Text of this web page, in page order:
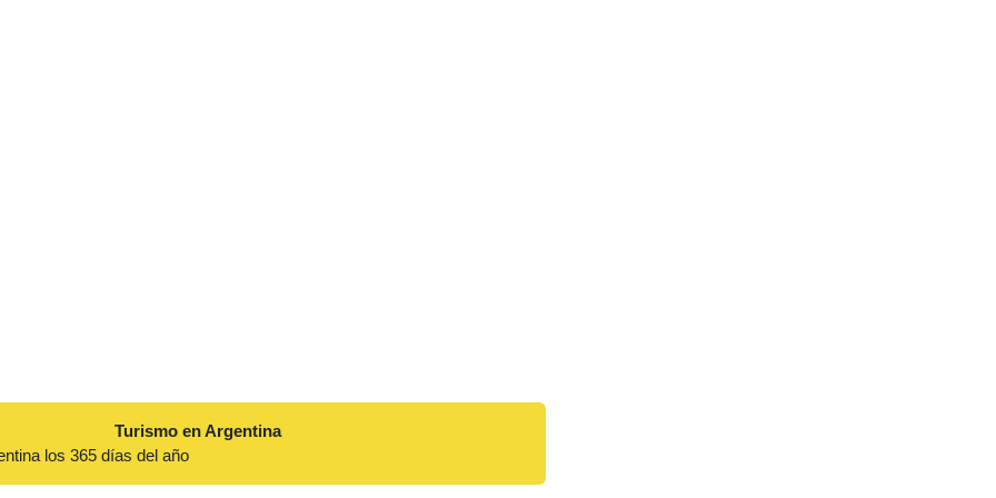
Turismo en Argentina
los 365 días del año